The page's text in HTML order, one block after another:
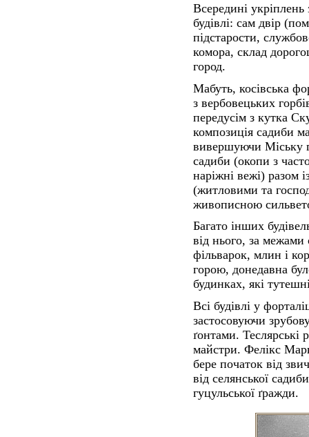
Всередині
будівлі: сам двір
підстарости,
комора, склад
город.
Мабуть, косівська
з вербовецьких
передусім з кутка
композиція садиби
вивершуючи Міську
садиби (окопи з
наріжні вежі) разом
(житловими та
живописною
Багато інших
від нього, за
фільварок, млин і
горою, донедавна
будинках, які
Всі будівлі у
застосовуючи
ґонтами. Теслярські
майстри. Фелікс
бере початок від
від селянської
гуцульської ґражди.